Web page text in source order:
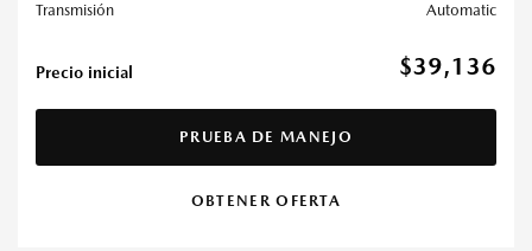
Transmisión
Automatic
Precio inicial $39,136
PRUEBA DE MANEJO
OBTENER OFERTA